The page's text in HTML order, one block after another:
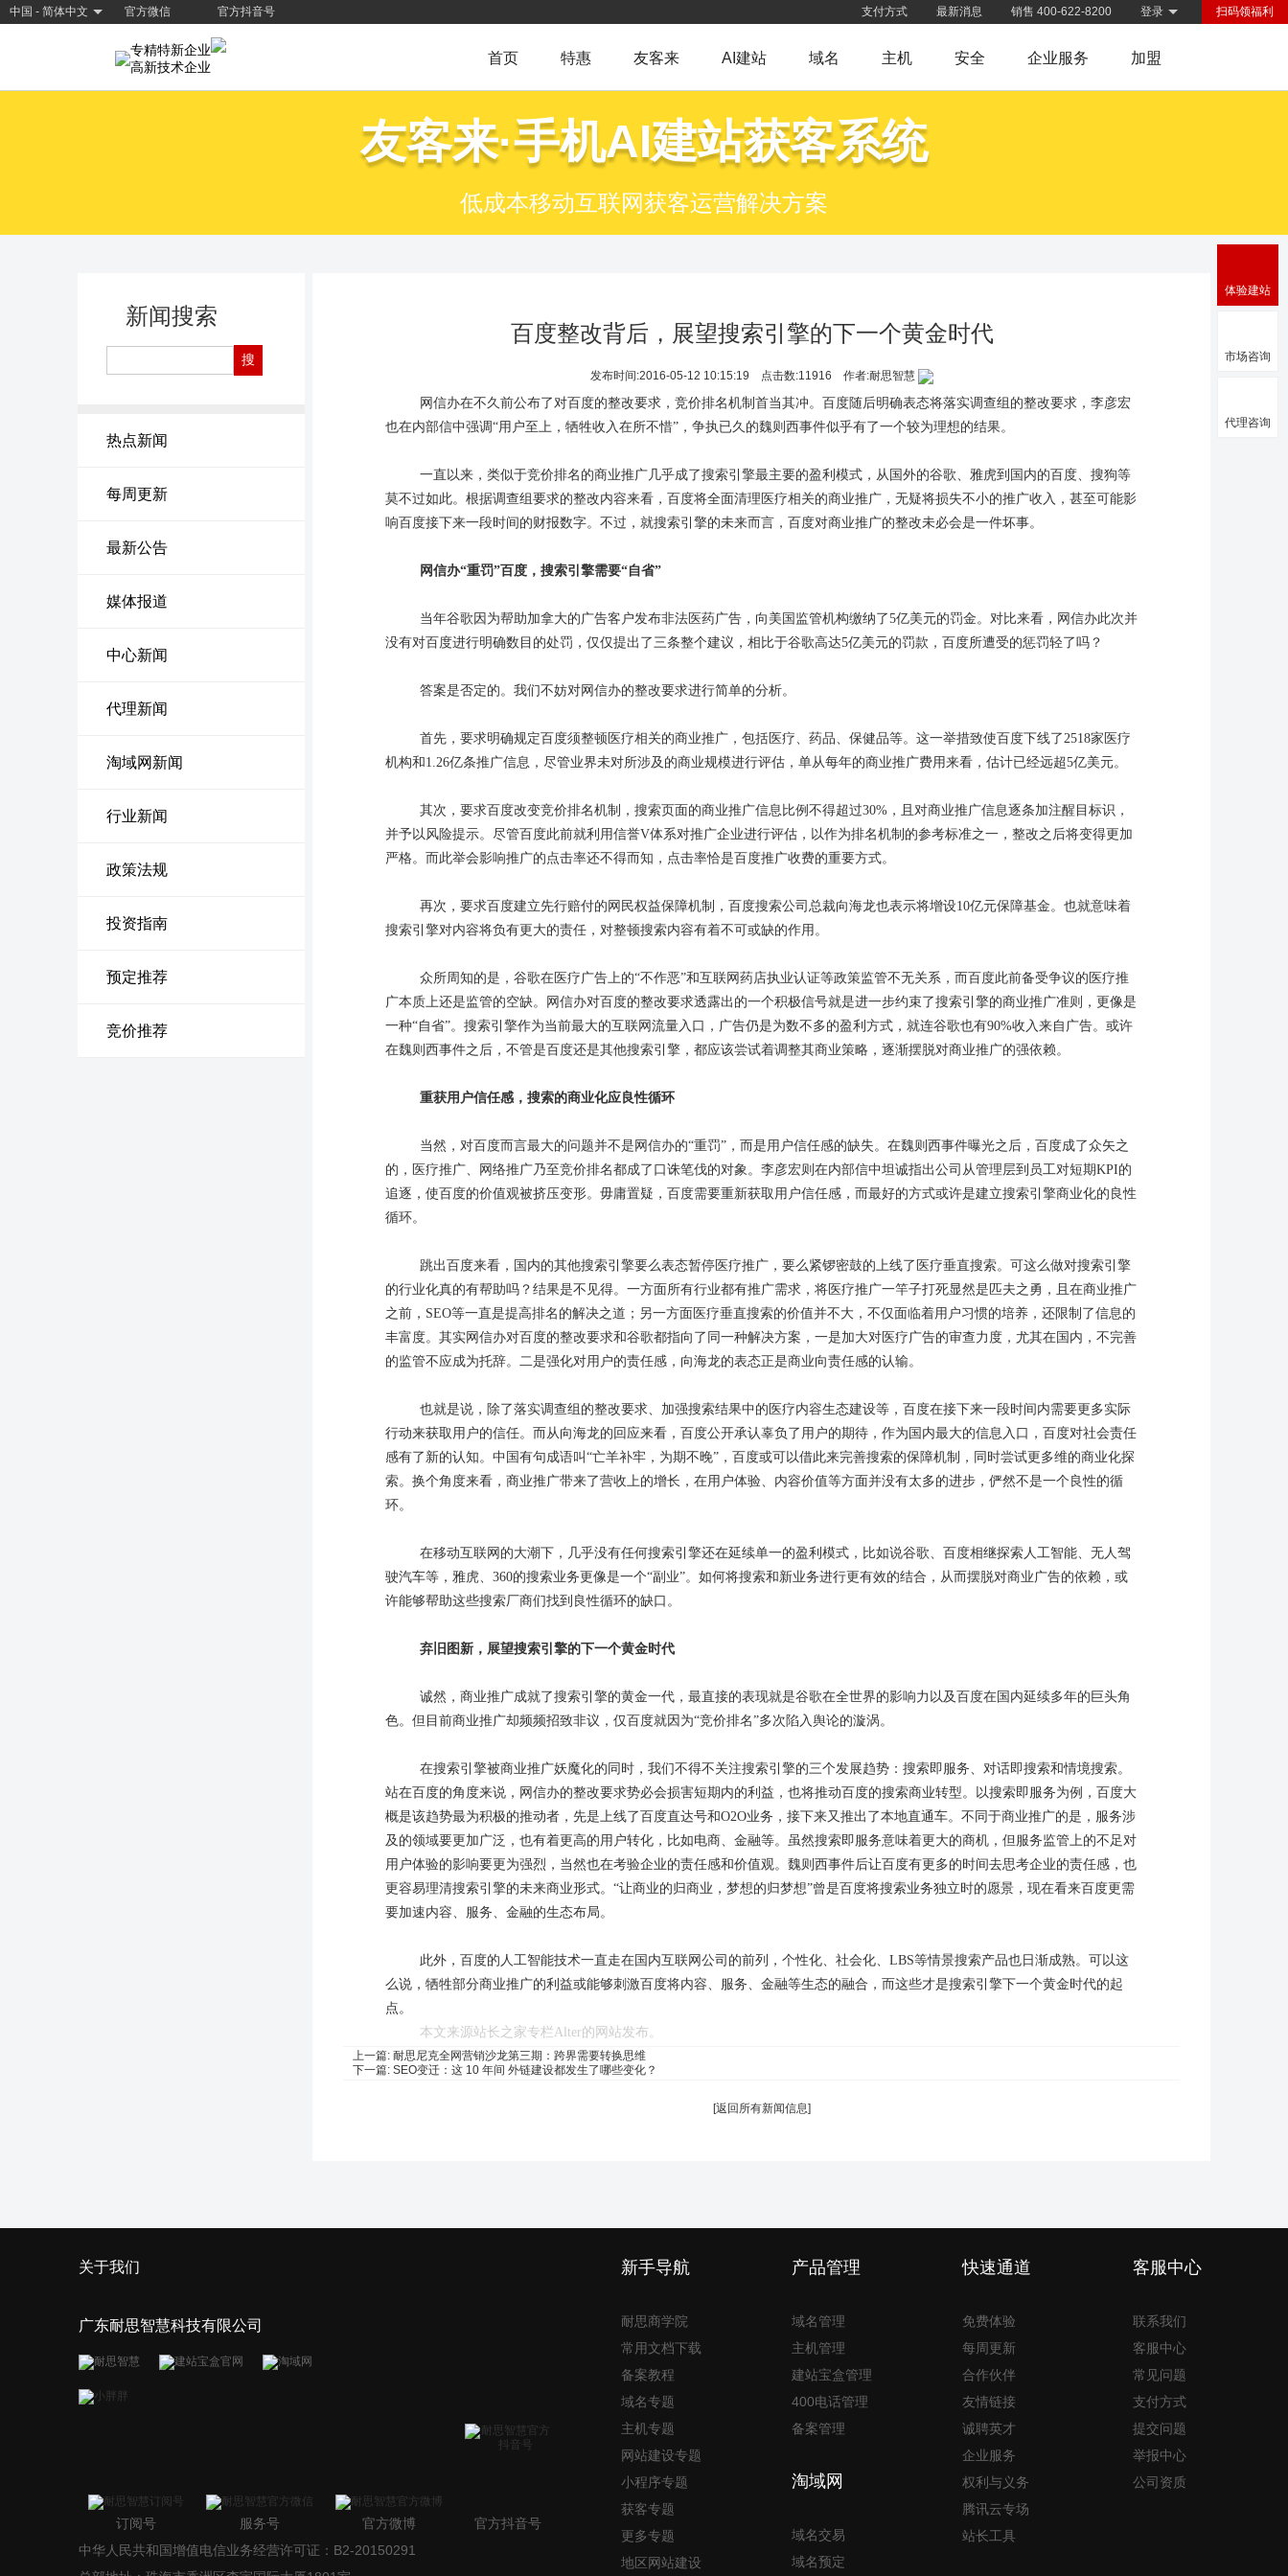
中国 - 简体中文 官方微信 官方抖音号 扫码领福利
登录
销售 400-622-8200
最新消息
支付方式
专精特新企业
高新技术企业
首页 特惠 友客来 AI建站 域名 主机 安全 企业服务 加盟
友客来·手机AI建站获客系统
低成本移动互联网获客运营解决方案
新闻搜索
热点新闻
每周更新
最新公告
媒体报道
中心新闻
代理新闻
淘域网新闻
行业新闻
政策法规
投资指南
预定推荐
竞价推荐
百度整改背后，展望搜索引擎的下一个黄金时代
发布时间:2016-05-12 10:15:19 点击数:11916 作者:耐思智慧
网信办在不久前公布了对百度的整改要求，竞价排名机制首当其冲。百度随后明确表态将落实调查组的整改要求，李彦宏
也在内部信中强调“用户至上，牺牲收入在所不惜”，争执已久的魏则西事件似乎有了一个较为理想的结果。
一直以来，类似于竞价排名的商业推广几乎成了搜索引擎最主要的盈利模式，从国外的谷歌、雅虎到国内的百度、搜狗等
莫不过如此。根据调查组要求的整改内容来看，百度将全面清理医疗相关的商业推广，无疑将损失不小的推广收入，甚至可能影
响百度接下来一段时间的财报数字。不过，就搜索引擎的未来而言，百度对商业推广的整改未必会是一件坏事。
网信办“重罚”百度，搜索引擎需要“自省”
当年谷歌因为帮助加拿大的广告客户发布非法医药广告，向美国监管机构缴纳了5亿美元的罚金。对比来看，网信办此次并
没有对百度进行明确数目的处罚，仅仅提出了三条整个建议，相比于谷歌高达5亿美元的罚款，百度所遭受的惩罚轻了吗？
答案是否定的。我们不妨对网信办的整改要求进行简单的分析。
首先，要求明确规定百度须整顿医疗相关的商业推广，包括医疗、药品、保健品等。这一举措致使百度下线了2518家医疗
机构和1.26亿条推广信息，尽管业界未对所涉及的商业规模进行评估，单从每年的商业推广费用来看，估计已经远超5亿美元。
其次，要求百度改变竞价排名机制，搜索页面的商业推广信息比例不得超过30%，且对商业推广信息逐条加注醒目标识，
并予以风险提示。尽管百度此前就利用信誉V体系对推广企业进行评估，以作为排名机制的参考标准之一，整改之后将变得更加
严格。而此举会影响推广的点击率还不得而知，点击率恰是百度推广收费的重要方式。
再次，要求百度建立先行赔付的网民权益保障机制，百度搜索公司总裁向海龙也表示将增设10亿元保障基金。也就意味着
搜索引擎对内容将负有更大的责任，对整顿搜索内容有着不可或缺的作用。
众所周知的是，谷歌在医疗广告上的“不作恶”和互联网药店执业认证等政策监管不无关系，而百度此前备受争议的医疗推
广本质上还是监管的空缺。网信办对百度的整改要求透露出的一个积极信号就是进一步约束了搜索引擎的商业推广准则，更像是
一种“自省”。搜索引擎作为当前最大的互联网流量入口，广告仍是为数不多的盈利方式，就连谷歌也有90%收入来自广告。或许
在魏则西事件之后，不管是百度还是其他搜索引擎，都应该尝试着调整其商业策略，逐渐摆脱对商业推广的强依赖。
重获用户信任感，搜索的商业化应良性循环
当然，对百度而言最大的问题并不是网信办的“重罚”，而是用户信任感的缺失。在魏则西事件曝光之后，百度成了众矢之
的，医疗推广、网络推广乃至竞价排名都成了口诛笔伐的对象。李彦宏则在内部信中坦诚指出公司从管理层到员工对短期KPI的
追逐，使百度的价值观被挤压变形。毋庸置疑，百度需要重新获取用户信任感，而最好的方式或许是建立搜索引擎商业化的良性
循环。
跳出百度来看，国内的其他搜索引擎要么表态暂停医疗推广，要么紧锣密鼓的上线了医疗垂直搜索。可这么做对搜索引擎
的行业化真的有帮助吗？结果是不见得。一方面所有行业都有推广需求，将医疗推广一竿子打死显然是匹夫之勇，且在商业推广
之前，SEO等一直是提高排名的解决之道；另一方面医疗垂直搜索的价值并不大，不仅面临着用户习惯的培养，还限制了信息的
丰富度。其实网信办对百度的整改要求和谷歌都指向了同一种解决方案，一是加大对医疗广告的审查力度，尤其在国内，不完善
的监管不应成为托辞。二是强化对用户的责任感，向海龙的表态正是商业向责任感的认输。
也就是说，除了落实调查组的整改要求、加强搜索结果中的医疗内容生态建设等，百度在接下来一段时间内需要更多实际
行动来获取用户的信任。而从向海龙的回应来看，百度公开承认辜负了用户的期待，作为国内最大的信息入口，百度对社会责任
感有了新的认知。中国有句成语叫“亡羊补牢，为期不晚”，百度或可以借此来完善搜索的保障机制，同时尝试更多维的商业化探
索。换个角度来看，商业推广带来了营收上的增长，在用户体验、内容价值等方面并没有太多的进步，俨然不是一个良性的循
环。
在移动互联网的大潮下，几乎没有任何搜索引擎还在延续单一的盈利模式，比如说谷歌、百度相继探索人工智能、无人驾
驶汽车等，雅虎、360的搜索业务更像是一个“副业”。如何将搜索和新业务进行更有效的结合，从而摆脱对商业广告的依赖，或
许能够帮助这些搜索厂商们找到良性循环的缺口。
弃旧图新，展望搜索引擎的下一个黄金时代
诚然，商业推广成就了搜索引擎的黄金一代，最直接的表现就是谷歌在全世界的影响力以及百度在国内延续多年的巨头角
色。但目前商业推广却频频招致非议，仅百度就因为“竞价排名”多次陷入舆论的漩涡。
在搜索引擎被商业推广妖魔化的同时，我们不得不关注搜索引擎的三个发展趋势：搜索即服务、对话即搜索和情境搜索。
站在百度的角度来说，网信办的整改要求势必会损害短期内的利益，也将推动百度的搜索商业转型。以搜索即服务为例，百度大
概是该趋势最为积极的推动者，先是上线了百度直达号和O2O业务，接下来又推出了本地直通车。不同于商业推广的是，服务涉
及的领域要更加广泛，也有着更高的用户转化，比如电商、金融等。虽然搜索即服务意味着更大的商机，但服务监管上的不足对
用户体验的影响要更为强烈，当然也在考验企业的责任感和价值观。魏则西事件后让百度有更多的时间去思考企业的责任感，也
更容易理清搜索引擎的未来商业形式。“让商业的归商业，梦想的归梦想”曾是百度将搜索业务独立时的愿景，现在看来百度更需
要加速内容、服务、金融的生态布局。
此外，百度的人工智能技术一直走在国内互联网公司的前列，个性化、社会化、LBS等情景搜索产品也日渐成熟。可以这
么说，牺牲部分商业推广的利益或能够刺激百度将内容、服务、金融等生态的融合，而这些才是搜索引擎下一个黄金时代的起
点。
本文来源站长之家专栏Alter的网站发布。
上一篇: 耐思尼克全网营销沙龙第三期：跨界需要转换思维
下一篇: SEO变迁：这 10 年间 外链建设都发生了哪些变化？
[返回所有新闻信息]
关于我们
广东耐思智慧科技有限公司
订阅号 服务号 官方微博
官方抖音号
中华人民共和国增值电信业务经营许可证：B2-20150291
新手导航
耐思商学院
常用文档下载
备案教程
域名专题
主机专题
网站建设专题
小程序专题
获客专题
更多专题
地区网站建设
产品管理
域名管理
主机管理
建站宝盒管理
400电话管理
备案管理
淘域网
域名交易
域名预定
快速通道
免费体验
每周更新
合作伙伴
友情链接
诚聘英才
企业服务
权利与义务
腾讯云专场
站长工具
客服中心
联系我们
客服中心
常见问题
支付方式
提交问题
举报中心
公司资质
体验建站
市场咨询
代理咨询